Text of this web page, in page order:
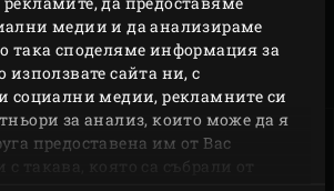
медии и да анализираме
така споделяме информация за
сайта ни, с
социални медии, рекламните си
за анализ, които може да я
предоставена им от Вас
такава, която са събрали от
продукти и открийте дилър
(за да направите покупка